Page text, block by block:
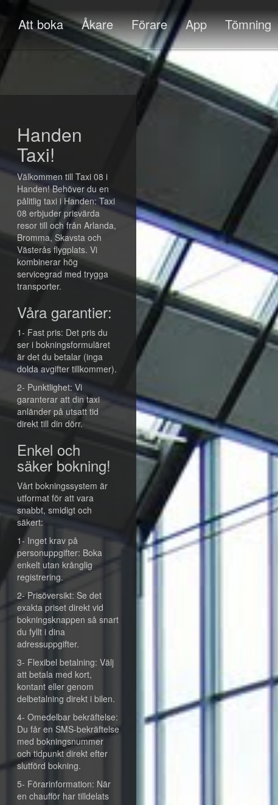
Att boka Åkare Förare App Tömning
Handen
Taxi!
Välkommen till Taxi 08 i
Handen! Behöver du en
pålitlig taxi i Handen: Taxi
08 erbjuder prisvärda
resor till och från Arlanda,
Bromma, Skavsta och
Västerås flygplats. Vi
kombinerar hög
servicegrad med trygga
transporter.
Våra garantier:
1- Fast pris: Det pris du
ser i bokningsformuläret
är det du betalar (inga
dolda avgifter tillkommer).
2- Punktlighet: Vi
garanterar att din taxi
anländer på utsatt tid
direkt till din dörr.
Enkel och
säker bokning!
Vårt bokningssystem är
utformat för att vara
snabbt, smidigt och
säkert:
1- Inget krav på
personuppgifter: Boka
enkelt utan krånglig
registrering.
2- Prisöversikt: Se det
exakta priset direkt vid
bokningsknappen så snart
du fyllt i dina
adressuppgifter.
3- Flexibel betalning: Välj
att betala med kort,
kontant eller genom
delbetalning direkt i bilen.
4- Omedelbar bekräftelse:
Du får en SMS-bekräftelse
med bokningsnummer
och tidpunkt direkt efter
slutförd bokning.
5- Förarinformation: När
en chaufför har tilldelats